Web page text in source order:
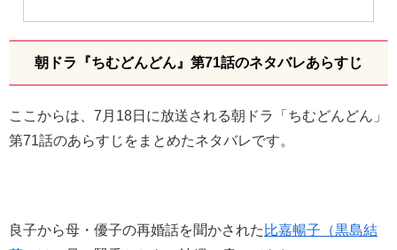
朝ドラ『ちむどんどん』第71話のネタバレあらすじ
ここからは、7月18日に放送される朝ドラ「ちむどんどん」
第71話のあらすじをまとめたネタバレです。
良子から母・優子の再婚話を聞かされた 比嘉暢子（黒島結